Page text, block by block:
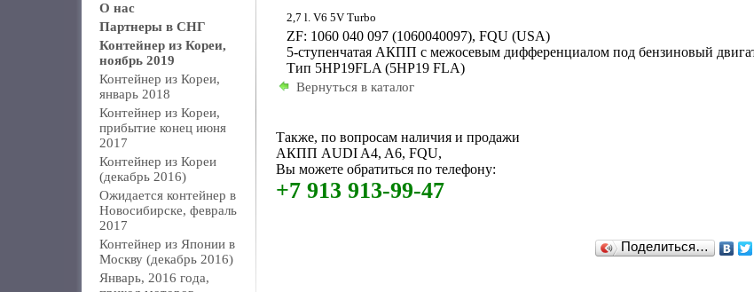
О нас
Партнеры в СНГ
Контейнер из Кореи,
ноябрь 2019
Контейнер из Кореи,
январь 2018
Контейнер из Кореи,
прибытие конец июня
2017
Контейнер из Кореи
(декабрь 2016)
Ожидается контейнер в
Новосибирске, февраль
2017
Контейнер из Японии в
Москву (декабрь 2016)
Январь, 2016 года,
2,7 l. V6 5V Turbo
ZF: 1060 040 097 (1060040097), FQU (USA)
5-ступенчатая АКПП с межосевым дифференциалом под бензиновый
Тип 5HP19FLA (5HP19 FLA)
Вернуться в каталог
Также, по вопросам наличия и продажи
АКПП AUDI A4, A6, FQU,
Вы можете обратиться по телефону:
+7 913 913-99-47
Поделиться…